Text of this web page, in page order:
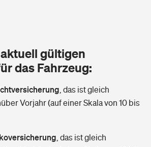
Versicherer finden
gültigen
das Fahrzeug:
das ist gleich
Vorjahr (auf einer Skala von 10 bis
das ist gleich